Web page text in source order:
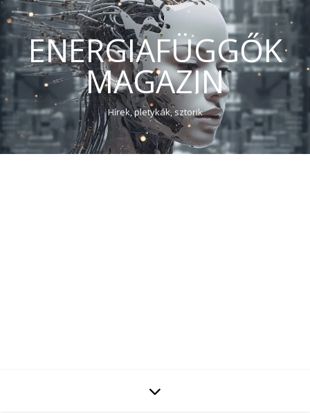
ENERGIAFÜGGŐK
MAGAZIN
Hírek, pletykák, sztorik